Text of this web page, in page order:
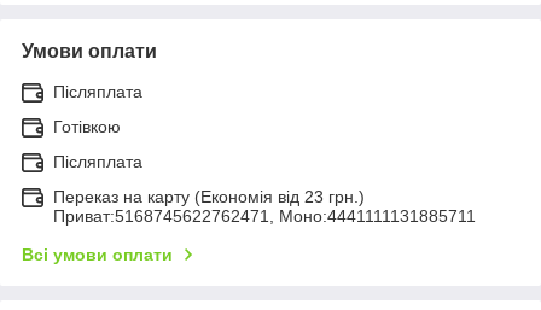
Умови оплати
Післяплата
Готівкою
Післяплата
Переказ на карту (Економія від 23 грн.)
Приват:5168745622762471, Моно:4441111131885711
Всі умови оплати